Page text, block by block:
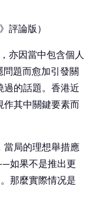
評論版）
亦因當中包含個人
問題而愈加引發關
過的話題。香港近
作其中關鍵要素而
當局的理想舉措應
如果不是推出更
那麼實際情况是